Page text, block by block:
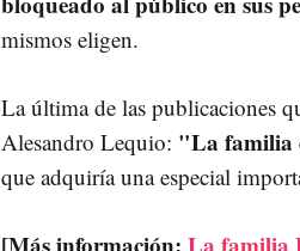
mismos eligen.
La última de las publicaciones
Alesandro Lequio: "La familia
que adquiría una especial
[Más información: La familia